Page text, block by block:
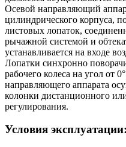
Осевой направляющий
цилиндрического корпуса,
листовых лопаток,
рычажной системой и
устанавливается на входе
Лопатки синхронно
рабочего колеса на угол от
направляющего аппарата
колонки дистанционного
регулирования.
Условия эксплуатации: